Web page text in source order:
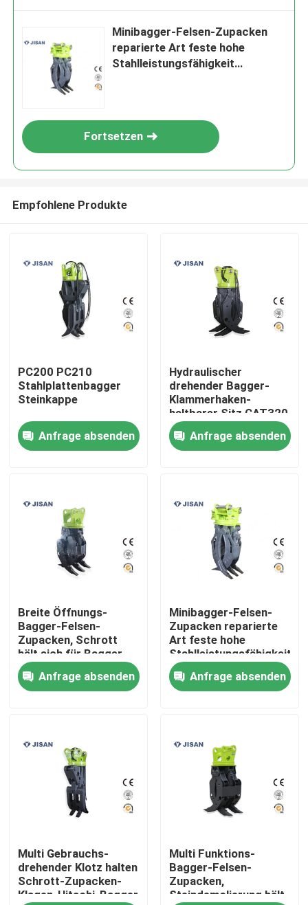
Haus
Produkte
Fabrik-Ausflug
Qualitätskontrolle
Fordern Sie ein Zitat
Company News
Bagger-Felsen-Unterbrecher
hydraulischer Felsenunterbrecher
Minibagger-Felsen-Zupacken
reparierte Art feste hohe
Stahlleistungsfähigkeit
Fortsetzen
Empfohlene Produkte
PC200 PC210
Stahlplattenbagger
Steinkappe
Anfrage absenden
Hydraulischer
drehender Bagger-
Klammerhaken-
haltbarer Sitz CAT320
20 Tonnen-Bagger
Anfrage absenden
Breite Öffnungs-
Bagger-Felsen-
Zupacken, Schrott
hält sich für Bagger
SANY SY200 SY210
SY220 fest
Anfrage absenden
Minibagger-Felsen-
Zupacken reparierte
Art feste hohe
Stahlleistungsfähigkeit
geeignetes XCG60
Anfrage absenden
Multi Gebrauchs-
drehender Klotz halten
Schrott-Zupacken-
Klagen-Hitachi-Bagger
Multi Funktions-
Bagger-Felsen-
Zupacken,
Steindemolierung hält